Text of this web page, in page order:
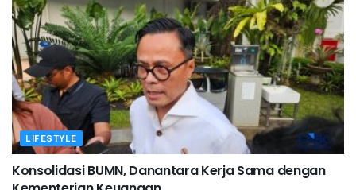
LIFESTYLE
Konsolidasi BUMN, Danantara Kerja Sama dengan